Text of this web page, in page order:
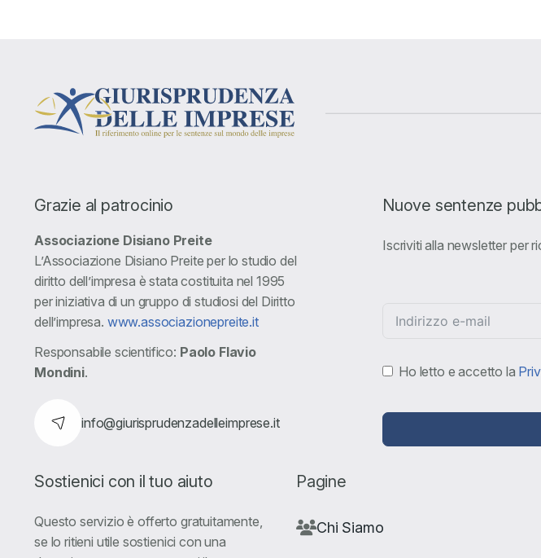
Grazie al patrocinio
Associazione Disiano Preite
L’Associazione Disiano Preite per lo studio del
diritto dell’impresa è stata costituita nel 1995
per iniziativa di un gruppo di studiosi del Diritto
dell’impresa. www.associazionepreite.it
Responsabile scientifico: Paolo Flavio
Mondini.
info@giurisprudenzadelleimprese.it
Nuove sentenze
Iscriviti alla newsletter per
Ho letto e accetto la
Sostienici con il tuo aiuto
Questo servizio è offerto gratuitamente,
se lo ritieni utile sostienici con una
Pagine
Chi Siamo